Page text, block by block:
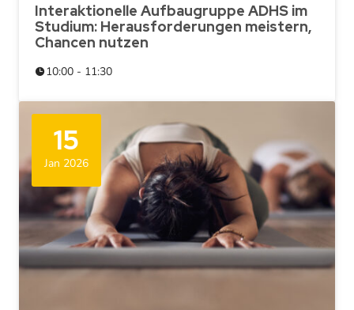
Interaktionelle Aufbaugruppe ADHS im
Studium: Herausforderungen meistern,
Chancen nutzen
10:00 - 11:30
15
Jan 2026